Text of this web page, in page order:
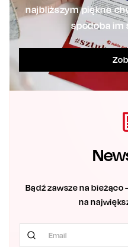
najbliższym piękne
spodoba im
Bądź zawsze na
na